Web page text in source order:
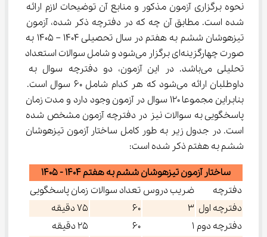
نحوه برگزاری آزمون مذکور و منابع آن توضیحات لازم ارائه
شده است. مطابق آن چه که در دفترچه ذکر شده، آزمون
تیزهوشان ششم به هفتم در سال تحصیلی 1404 – 1405 به
صورت چهارگزینه‌ای برگزار می‌شود و شامل سوالات استعداد
تحلیلی می‌باشد. در این آزمون، دو دفترچه سوال به
داوطلبان ارائه می‌شود که هر کدام شامل 60 سوال است.
بنابراین مجموعا 120 سوال در آزمون وجود دارد و مدت زمان
پاسخگویی به سوالات نیز در دفترچه آزمون مشخص شده
است. در جدول زیر به طور کامل ساختار آزمون تیزهوشان
ششم به هفتم ذکر شده است:
ساختار آزمون تیزهوشان ششم به هفتم 1404 - 1405
دفترچه
ضریب دروس تعداد سوالات زمان پاسخگویی
دفترچه اول 3
60
75 دقیقه
دفترچه دوم 1
60
25 دقیقه